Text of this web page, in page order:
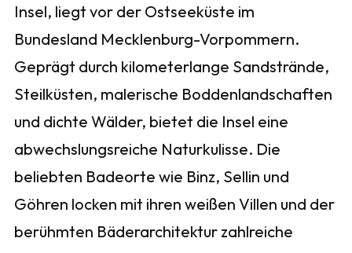
Insel, liegt vor der Ostseeküste im
Bundesland Mecklenburg-Vorpommern.
Geprägt durch kilometerlange Sandstrände,
Steilküsten, malerische Boddenlandschaften
und dichte Wälder, bietet die Insel eine
abwechslungsreiche Naturkulisse. Die
beliebten Badeorte wie Binz, Sellin und
Göhren locken mit ihren weißen Villen und der
berühmten Bäderarchitektur zahlreiche